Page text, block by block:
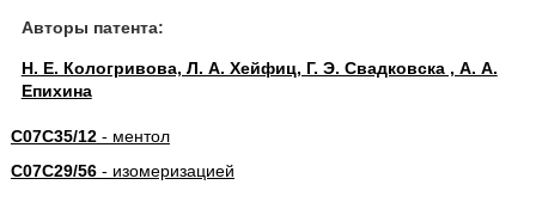
Авторы патента:
Н. Е. Кологривова, Л. А. Хейфиц, Г. Э. Свадковска , А. А.
Епихина
C07C35/12- ментол
C07C29/56- изомеризацией